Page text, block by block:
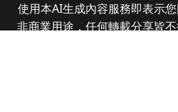
使用本AI生成內容服務即表示
非商業用途，任何轉載分享皆